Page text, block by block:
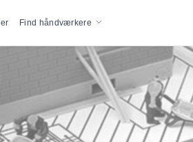
Find håndværkere